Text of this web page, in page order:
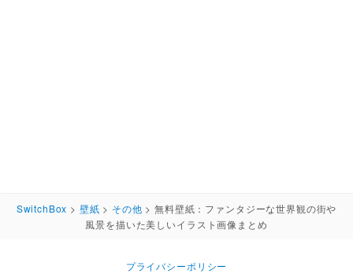
SwitchBox > 壁紙 > その他 >無料壁紙：ファンタジーな世界観の街や
風景を描いた美しいイラスト画像まとめ
プライバシーポリシー